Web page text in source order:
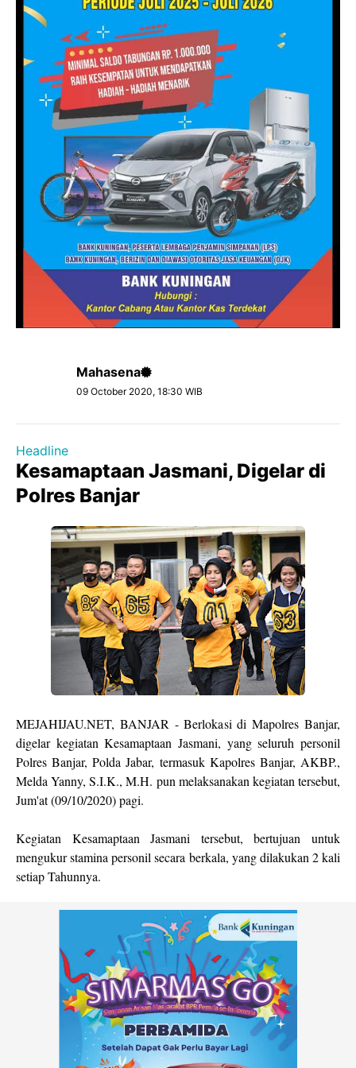
Mahasena
09 October 2020, 18:30 WIB
Headline
Kesamaptaan Jasmani, Digelar di
Polres Banjar
MEJAHIJAU.NET, BANJAR - Berlokasi di Mapolres Banjar,
digelar kegiatan Kesamaptaan Jasmani, yang seluruh personil
Polres Banjar, Polda Jabar, termasuk Kapolres Banjar, AKBP.,
Melda Yanny, S.I.K., M.H. pun melaksanakan kegiatan tersebut,
Jum'at (09/10/2020) pagi.
Kegiatan Kesamaptaan Jasmani tersebut, bertujuan untuk
mengukur stamina personil secara berkala, yang dilakukan 2 kali
setiap Tahunnya.